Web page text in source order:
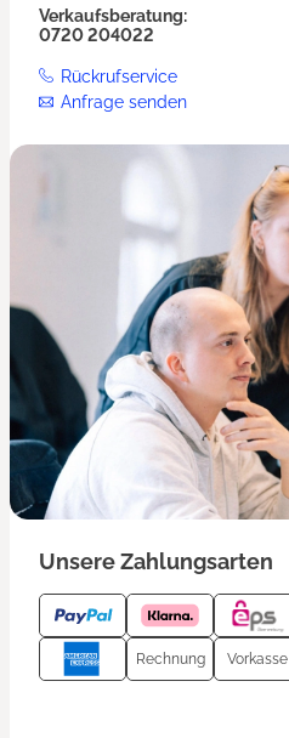
Verkaufsberatung:
0720 204022
Rückrufservice
Anfrage senden
Unsere Zahlungsarten
Rechnung Vorkasse